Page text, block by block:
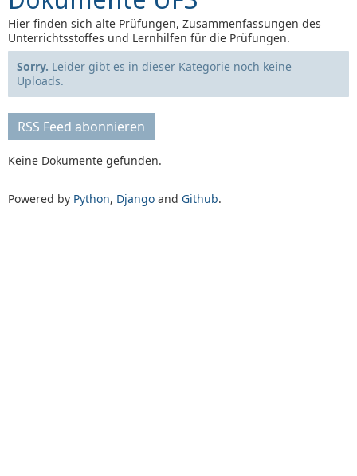
Hier finden sich alte Prüfungen, Zusammenfassungen des
Unterrichtsstoffes und Lernhilfen für die Prüfungen.
Sorry. Leider gibt es in dieser Kategorie noch keine
Uploads.
RSS Feed abonnieren
Keine Dokumente gefunden.
Powered by Python, Django and Github.